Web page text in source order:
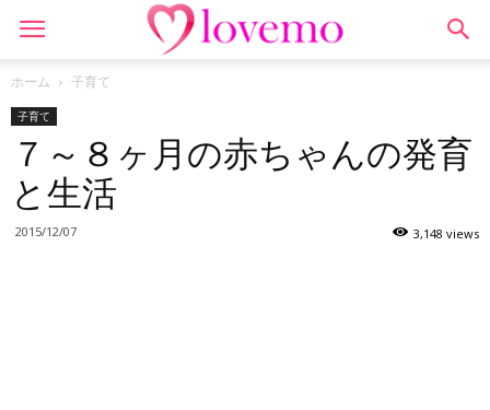
ホーム 子育て
子育て
７～８ヶ月の赤ちゃんの発育
と生活
2015/12/07 3,148 views